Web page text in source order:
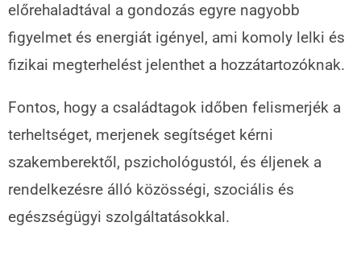
előrehaladtával a gondozás egyre nagyobb
figyelmet és energiát igényel, ami komoly lelki és
fizikai megterhelést jelenthet a hozzátartozóknak.
Fontos, hogy a családtagok időben felismerjék a
terheltséget, merjenek segítséget kérni
szakemberektől, pszichológustól, és éljenek a
rendelkezésre álló közösségi, szociális és
egészségügyi szolgáltatásokkal.